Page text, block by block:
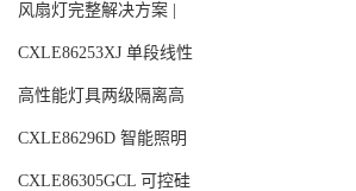
风扇灯完整解决方案 |
CXLE86253XJ 单段线性
高性能灯具两级隔离高
CXLE86296D 智能照明
CXLE86305GCL 可控硅